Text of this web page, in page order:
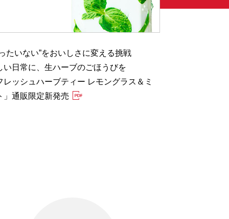
たいない”をおいしさに変える挑戦
い日常に、生ハーブのごほうびを
レッシュハーブティー レモングラス＆ミ
」通販限定新発売